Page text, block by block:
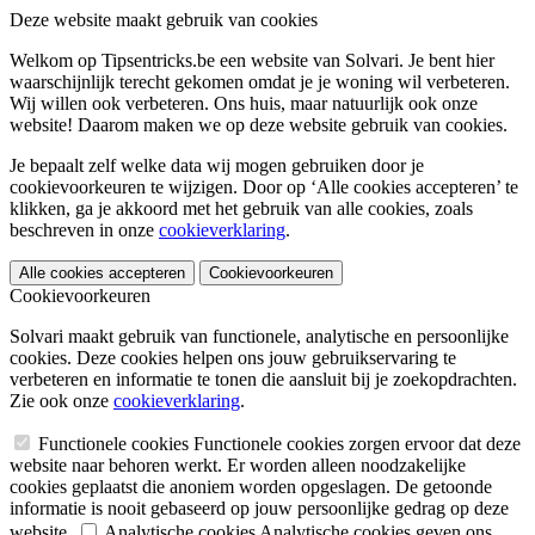
Deze website maakt gebruik van cookies
Welkom op Tipsentricks.be een website van Solvari. Je bent hier
waarschijnlijk terecht gekomen omdat je je woning wil verbeteren.
Wij willen ook verbeteren. Ons huis, maar natuurlijk ook onze
website! Daarom maken we op deze website gebruik van cookies.
Je bepaalt zelf welke data wij mogen gebruiken door je
cookievoorkeuren te wijzigen. Door op ‘Alle cookies accepteren’ te
klikken, ga je akkoord met het gebruik van alle cookies, zoals
beschreven in onze cookieverklaring.
Alle cookies accepteren Cookievoorkeuren
Cookievoorkeuren
Solvari maakt gebruik van functionele, analytische en persoonlijke
cookies. Deze cookies helpen ons jouw gebruikservaring te
verbeteren en informatie te tonen die aansluit bij je zoekopdrachten.
Zie ook onze cookieverklaring.
Functionele cookies Functionele cookies zorgen ervoor dat deze
website naar behoren werkt. Er worden alleen noodzakelijke
cookies geplaatst die anoniem worden opgeslagen. De getoonde
informatie is nooit gebaseerd op jouw persoonlijke gedrag op deze